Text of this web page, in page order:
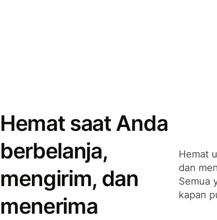
Hemat saat Anda
berbelanja,
mengirim, dan
menerima
Hemat
dan
Semua
kapan